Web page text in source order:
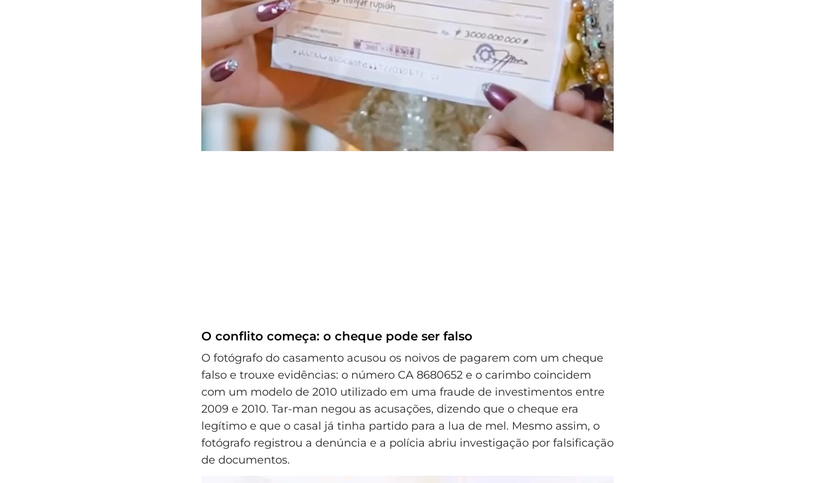
O conflito começa: o cheque pode ser falso
O fotógrafo do casamento acusou os noivos de pagarem com um cheque
falso e trouxe evidências: o número CA 8680652 e o carimbo coincidem
com um modelo de 2010 utilizado em uma fraude de investimentos entre
2009 e 2010. Tar-man negou as acusações, dizendo que o cheque era
legítimo e que o casal já tinha partido para a lua de mel. Mesmo assim, o
fotógrafo registrou a denúncia e a polícia abriu investigação por falsificação
de documentos.